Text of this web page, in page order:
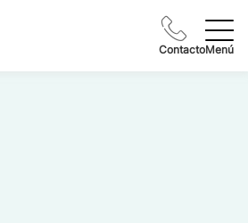
ContactoMenú